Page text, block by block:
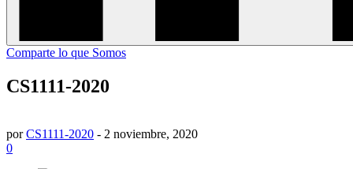
Comparte lo que Somos
CS1111-2020
porCS1111-2020 - 2 noviembre, 2020
0